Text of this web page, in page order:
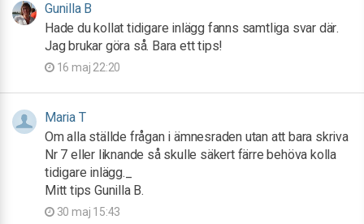
Gunilla B
Hade du kollat tidigare inlägg fanns samtliga svar där.
Jag brukar göra så. Bara ett tips!
16 maj 22:20
Maria T
Om alla ställde frågan i ämnesraden utan att bara skriva
Nr 7 eller liknande så skulle säkert färre behöva kolla
tidigare inlägg._
Mitt tips Gunilla B.
30 maj 15:43